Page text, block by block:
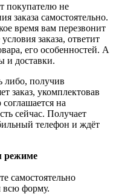
покупателю не
заказа самостоятельно.
время вам перезвонит
заказа, ответит
его особенностей. А
и доставки.
либо, получив
заказ, укомплектовав
на
сейчас. Получает
телефон и ждёт
режиме
самостоятельно
всю форму.